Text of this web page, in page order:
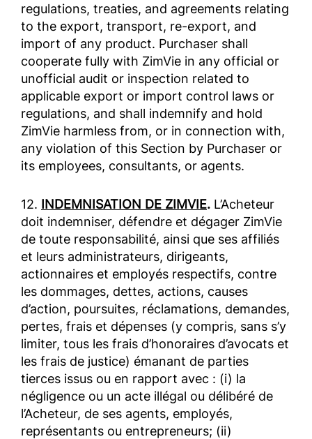
regulations, treaties, and agreements relating
to the export, transport, re-export, and
import of any product. Purchaser shall
cooperate fully with ZimVie in any official or
unofficial audit or inspection related to
applicable export or import control laws or
regulations, and shall indemnify and hold
ZimVie harmless from, or in connection with,
any violation of this Section by Purchaser or
its employees, consultants, or agents.
12. INDEMNISATION DE ZIMVIE. L’Acheteur
doit indemniser, défendre et dégager ZimVie
de toute responsabilité, ainsi que ses affiliés
et leurs administrateurs, dirigeants,
actionnaires et employés respectifs, contre
les dommages, dettes, actions, causes
d’action, poursuites, réclamations, demandes,
pertes, frais et dépenses (y compris, sans s’y
limiter, tous les frais d’honoraires d’avocats et
les frais de justice) émanant de parties
tierces issus ou en rapport avec : (i) la
négligence ou un acte illégal ou délibéré de
l’Acheteur, de ses agents, employés,
représentants ou entrepreneurs; (ii)